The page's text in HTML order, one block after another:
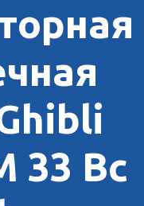
33 Bc